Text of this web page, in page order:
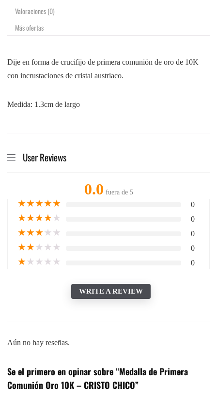
Valoraciones (0)
Más ofertas
Dije en forma de crucifijo de primera comunión de oro de 10K
con incrustaciones de cristal austriaco.
Medida: 1.3cm de largo
User Reviews
0.0 fuera de 5
★★★★★ 0
★★★★★ 0
★★★★★ 0
★★★★★ 0
★★★★★ 0
WRITE A REVIEW
Aún no hay reseñas.
Se el primero en opinar sobre “Medalla de Primera
Comunión Oro 10K – CRISTO CHICO”